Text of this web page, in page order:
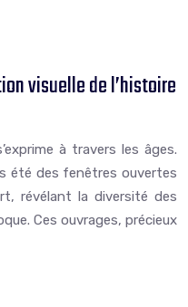
visuelle de l’histoire
à travers les âges.
été des fenêtres ouvertes
révélant la diversité des
Ces ouvrages, précieux